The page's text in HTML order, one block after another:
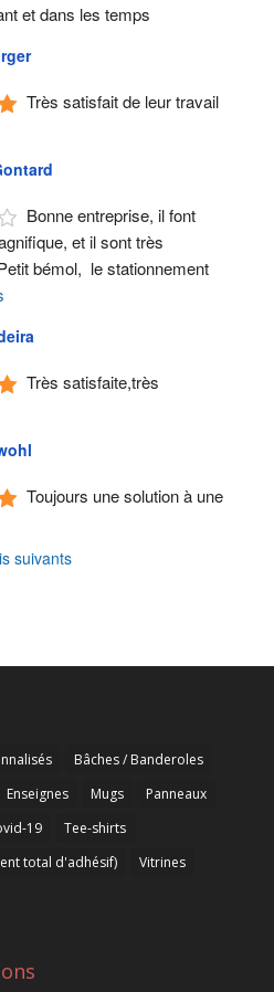
et dans les temps
Très satisfait de leur travail
Bonne entreprise, il font
et il sont très
bémol,  le stationnement
Très satisfaite,très
Toujours une solution à une
suivants
Bâches / Banderoles
Enseignes Mugs
Panneaux
19
Tee-shirts
total d'adhésif)
Vitrines